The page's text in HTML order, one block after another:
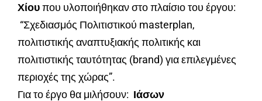
Χίουπου υλοποιήθηκαν στο πλαίσιο του έργου:
“Σχεδιασμός Πολιτιστικού masterplan,
πολιτιστικής αναπτυξιακής πολιτικής και
πολιτιστικής ταυτότητας (brand) για επιλεγμένες
περιοχές της χώρας”.
Για το έργο θα μιλήσουν: Ιάσων